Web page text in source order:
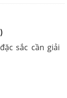
sắc cần giải